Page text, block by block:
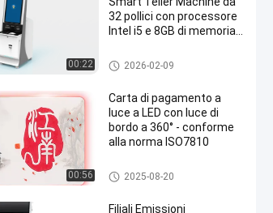
00:22
32 pollici con processore
Intel i5 e 8GB di memoria
istantanea di carte e
servizi bancari
Macchina astuta del cassiere
2026-02-09
00:56
Carta di pagamento a
luce a LED con luce di
bordo a 360° - conforme
alla norma ISO7810
smart card
2025-08-20
Filiali Emissioni